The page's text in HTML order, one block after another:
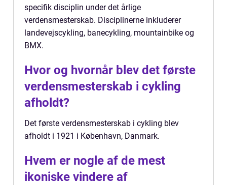
specifik disciplin under det årlige
verdensmesterskab. Disciplinerne inkluderer
landevejscykling, banecykling, mountainbike og
BMX.
Hvor og hvornår blev det første
verdensmesterskab i cykling
afholdt?
Det første verdensmesterskab i cykling blev
afholdt i 1921 i København, Danmark.
Hvem er nogle af de mest
ikoniske vindere af